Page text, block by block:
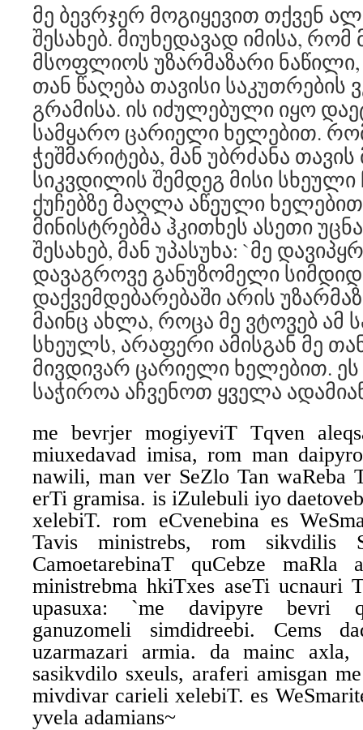
მე ბევრჯერ მოგიყევით თქვენ
შესახებ. მიუხედავად იმისა,
მსოფლიოს უზარმაზარი
თან წაღება თავისი საკუთრების
გრამისა. ის იძულებული იყო
სამყარო ცარიელი ხელებით. რომ
ჭეშმარიტება, მან უბრძანა
სიკვდილის შემდეგ მისი
ქუჩებზე მაღლა აწეული
მინისტრებმა ჰკითხეს ასეთი
შესახებ, მან უპასუხა: `მე
დავაგროვე განუზომელი
დაქვემდებარებაში არის
მაინც ახლა, როცა მე ვტოვებ ამ
სხეულს, არაფერი ამისგან მე
მივდივარ ცარიელი ხელებით. ეს
საჭიროა აჩვენოთ ყველა
me bevrjer mogiyeviT Tqven
miuxedavad imisa, rom man
nawili, man ver SeZlo Tan waReba
erTi gramisa. is iZulebuli iyo
xelebiT. rom eCvenebina es
Tavis ministrebs, rom sikvdilis
CamoetarebinaT quCebze
ministrebma hkiTxes aseTi ucnauri
upasuxa: `me davipyre bevri
ganuzomeli simdidreebi. Cems
uzarmazari armia. da mainc
sasikvdilo sxeuls, araferi amisgan
mivdivar carieli xelebiT. es
yvela adamians~